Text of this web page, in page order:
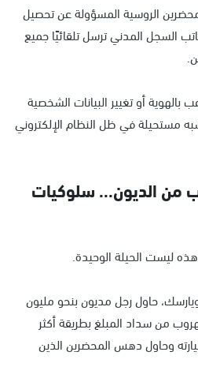
الروسية المسؤولة عن تحصيل
السجل المدني ترسل تلقائيًا جميع
أو تغيير البيانات الشخصية
مستحيلة في ظل النظام الإلكتروني
من الديون... سلوكيات
ليست الحيلة الوحيدة.
حاول رجل مديون بنحو مليون
من سداد المبلغ بطريقة أكثر
وحاول دهس المحضرين الذين